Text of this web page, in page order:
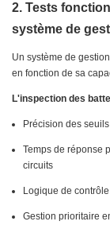
2. Tests
système de
Un système de
en fonction de sa
L'inspection des
Précision des
Temps de réponse
circuits
Logique de
Gestion prioritaire